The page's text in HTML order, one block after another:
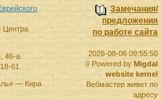
Замечания/
предложения
по работе сайта
2026-08-06 09:55:50
// Powered by Migdal
website kernel
Вебмастер живет по
адресу
Центра
46-а.
61.
— Кира